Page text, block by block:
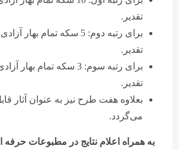
برای رتبه‌ دوم: 5 سکه تمام بهار آزادی به
برای رتبه سوم: 3 سکه تمام بهار آزادی
بعلاوه هفت طرح نيز به عنوان آثار قابل
می‌گردد.
به همراه اعلام نتايج در مطبوعات حرفه‏ ای .